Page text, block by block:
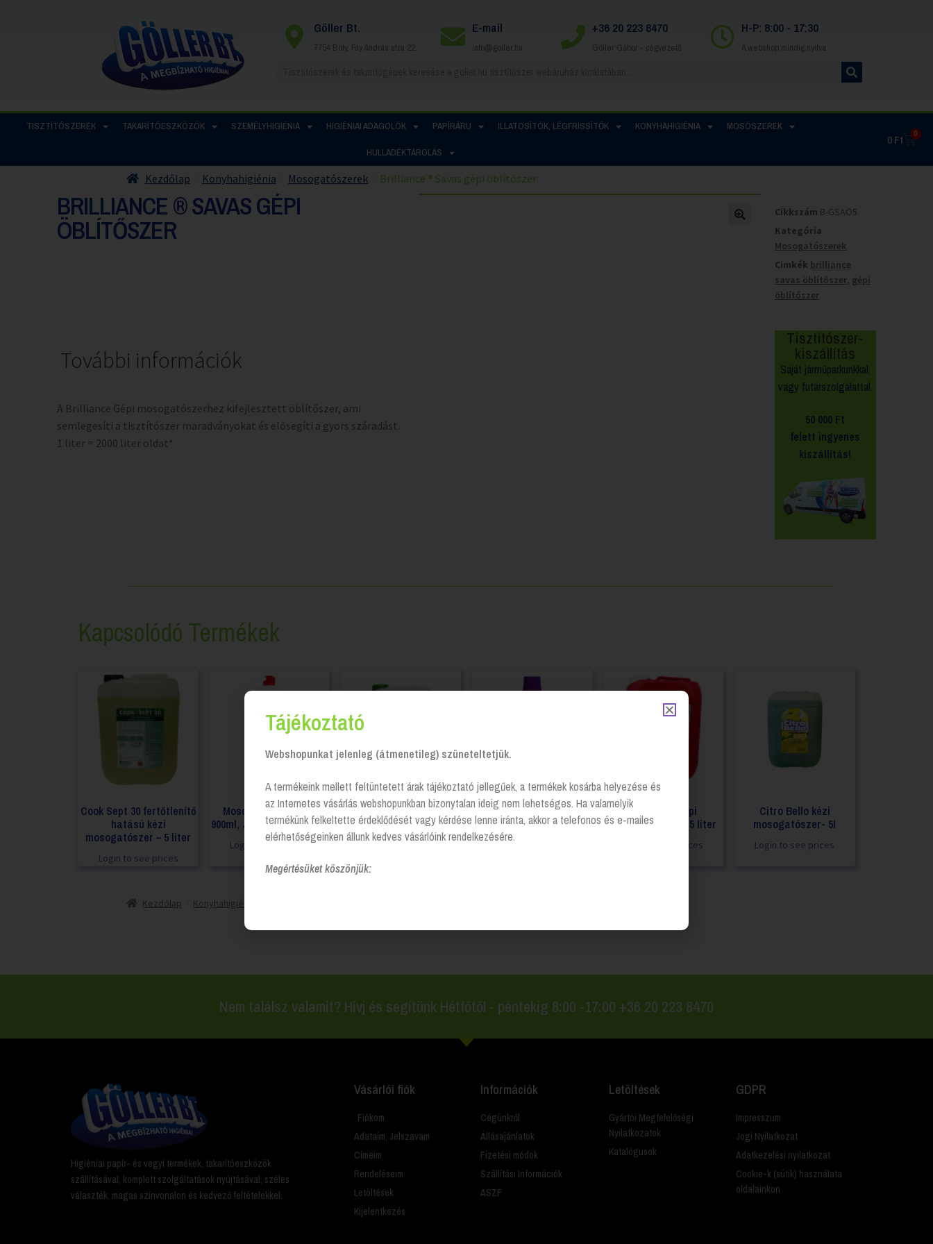
Göller Bt.
7754 Bóly, Fáy András utca 22.
E-mail
info@goller.hu
+36 20 223 8470
Göller Gábor - cégvezető
H-P: 8:00 - 17:30
A webshop mindig nyitva
TISZTÍTÓSZEREK TAKARÍTÓESZKÖZÖK SZEMÉLYHIGIÉNIA HIGIÉNIAI ADAGOLÓK PAPÍRÁRU ILLATOSÍTÓK, LÉGFRISSÍTŐK KONYHAHIGIÉNIA MOSÓSZEREK
HULLADÉKTÁROLÁS
0Ft 0
Kezdőlap Konyhahigiénia Mosogatószerek Brilliance ® Savas gépi öblítőszer
BRILLIANCE ® SAVAS GÉPI
ÖBLÍTŐSZER
További információk
A Brilliance Gépi mosogatószerhez kifejlesztett öblítőszer, ami
semlegesíti a tisztítószer maradványokat és elősegíti a gyors száradást.
1 liter = 2000 liter oldat*
Cikkszám B-GSAÖ5
Kategória
Mosogatószerek
Cimkék brilliance
savas öblítőszer, gépi
öblítőszer
Tisztítószer-
kiszállítás
Saját járműparkunkkal,
vagy futárszolgálattal.
50 000 Ft
felett ingyenes
kiszállítás!
Kapcsolódó Termékek
Cook Sept 30 fertőtlenítő
hatású kézi
mosogatószer – 5 liter
Login to see prices
Mosogatószer Kézi,
900ml, Jar – több illatban
Login to see prices
Cif Professional Extra
Strong kézi
mosogatószer – 5 liter
Mosogatószer Kézi,
Fertőtlenítős, Brilliance
Login to see prices
Brilliance gépi
mosogatószer – 5 liter
Login to see prices
Citro Bello kézi
mosogatószer- 5l
Login to see prices
Kezdőlap Konyhahigiénia
Nem találsz valamit? Hívj és segítünk Hétfőtől - péntekig 8:00 -17:00 +36 20 223 8470
Higiéniai papír- és vegyi termékek, takarítóeszközök
szállításával, komplett szolgáltatások nyújtásával, széles
választék, magas színvonalon és kedvező feltételekkel.
Vásárlói fiók
Fiókom
Adataim, Jelszavam
Címeim
Rendeléseim
Letöltések
Kijelentkezés
Információk
Cégünkről
Állásajánlatok
Fizetési módok
Szállítási Információk
ÁSZF
Letöltések
Gyártói Megfelelőségi
Nyilatkozatok
Katalógusok
GDPR
Impresszum
Jogi Nyilatkozat
Adatkezelési nyilatkozat
Cookie-k (sütik) használata
oldalainkon
Tájékoztató
Webshopunkat jelenleg (átmenetileg) szüneteltetjük.
A termékeink mellett feltüntetett árak tájékoztató jellegűek, a termékek kosárba helyezése és
az Internetes vásárlás webshopunkban bizonytalan ideig nem lehetséges. Ha valamelyik
termékünk felkeltette érdeklődését vagy kérdése lenne iránta, akkor a telefonos és e-mailes
elérhetőségeinken állunk kedves vásárlóink rendelkezésére.
Megértésüket köszönjük: